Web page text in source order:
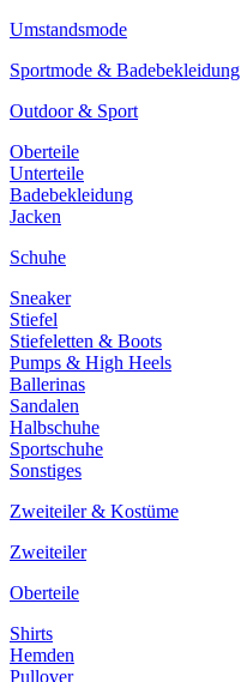
Umstandsmode
Sportmode & Badebekleidung
Outdoor & Sport
Oberteile
Unterteile
Badebekleidung
Jacken
Schuhe
Sneaker
Stiefel
Stiefeletten & Boots
Pumps & High Heels
Ballerinas
Sandalen
Halbschuhe
Sportschuhe
Sonstiges
Zweiteiler & Kostüme
Zweiteiler
Oberteile
Shirts
Hemden
Pullover